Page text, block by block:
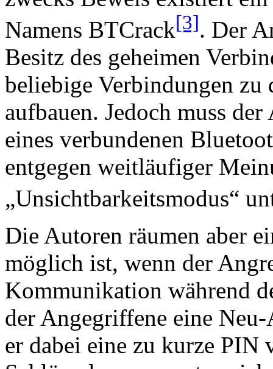
Namens BTCrack[3]. Der
Besitz des geheimen
beliebige Verbindungen zu
aufbauen. Jedoch muss
eines verbundenen
entgegen weitläufiger
„Unsichtbarkeitsmodus“
Die Autoren räumen aber
möglich ist, wenn der
Kommunikation während
der Angegriffene eine
er dabei eine zu kurze PIN